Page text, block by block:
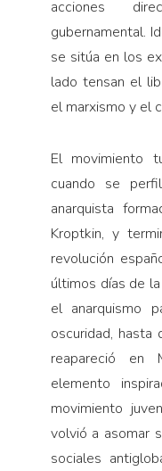
acciones
gubernamental.
se sitúa en los
lado tensan el
el marxismo y el
El movimiento
cuando se
anarquista
Kroptkin, y
revolución
últimos días de
el anarquismo
oscuridad, hasta
reapareció
elemento
movimiento
volvió a asomar
sociales